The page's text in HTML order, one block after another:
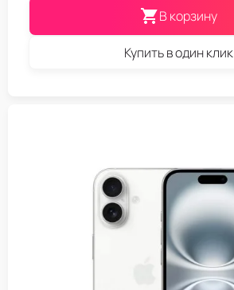
В корзину
Купить в один клик